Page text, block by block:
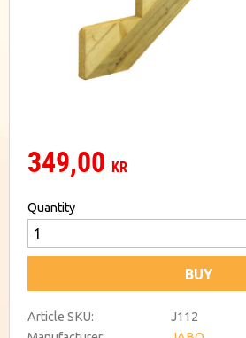
349,00 KR
Quantity
BUY
Article SKU
J112